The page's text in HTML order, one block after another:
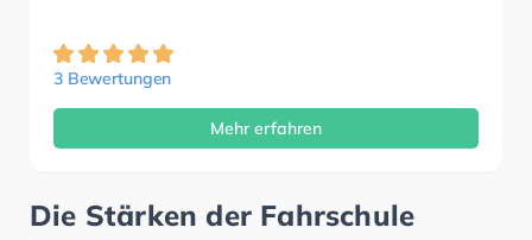
3 Bewertungen
Mehr erfahren
Die Stärken der Fahrschule